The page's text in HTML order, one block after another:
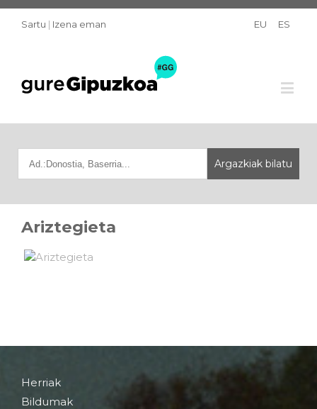
Sartu | Izena eman EU ES
Ariztegieta
Herriak
Bildumak